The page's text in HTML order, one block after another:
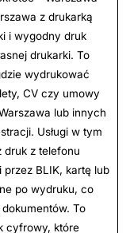
z drukarką
i wygodny druk
drukarki. To
wydrukować
CV czy umowy
lub innych
Usługi w tym
druk z telefonu
przez BLIK, kartę lub
po wydruku, co
To
cyfrowy, które